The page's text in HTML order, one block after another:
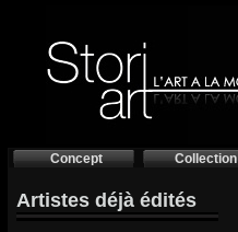
Concept Collection
Artistes déjà édités